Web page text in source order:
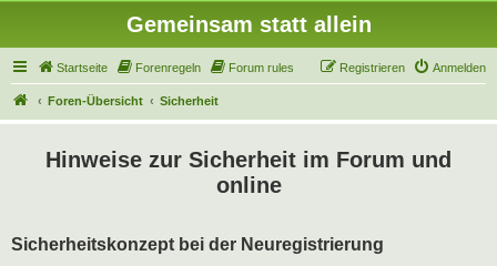
Gemeinsam statt allein
Startseite Forenregeln Forum rules Anmelden
Registrieren
Foren-Übersicht Sicherheit
Hinweise zur Sicherheit im Forum und
online
Sicherheitskonzept bei der Neuregistrierung